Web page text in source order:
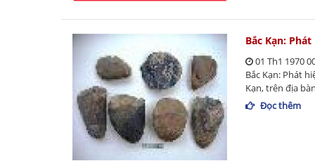
Bắc Kạn:
01 Th1 1970
Bắc Kạn: Phát
Kạn, trên địa
Đọc thêm